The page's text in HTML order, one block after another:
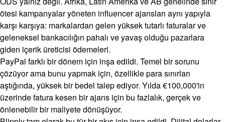
ötesi kampanyalar yöneten influencer ajansları aynı yapıyla
karşı karşıya: markalardan gelen yüksek tutarlı faturalar ve
geleneksel bankacılığın pahalı ve yavaş olduğu pazarlara
giden içerik üreticisi ödemeleri.
PayPal farklı bir dönem için inşa edildi. Temel bir sorunu
çözüyor ama bunu yapmak için, özellikle para sınırları
aştığında, yüksek bir bedel talep ediyor. Yılda €100,000'in
üzerinde fatura kesen bir ajans için bu fazlalık, gerçek ve
önlenebilir bir maliyete dönüşüyor.